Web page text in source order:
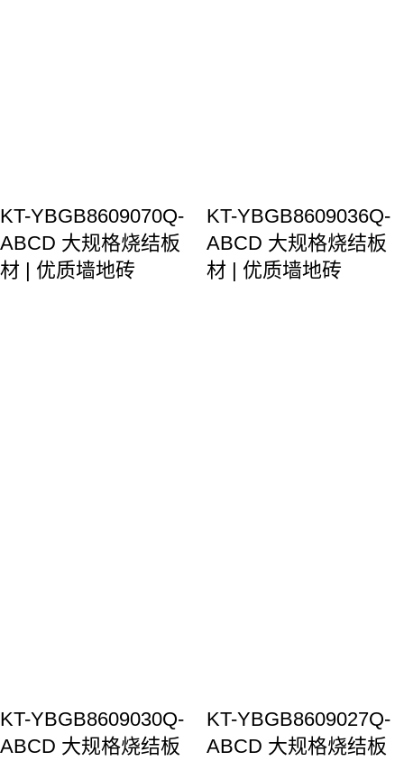
KT-YBGB8609070Q-
ABCD 大规格烧结板
材 | 优质墙地砖
KT-YBGB8609036Q-
ABCD 大规格烧结板
材 | 优质墙地砖
KT-YBGB8609030Q-
ABCD 大规格烧结板
KT-YBGB8609027Q-
ABCD 大规格烧结板